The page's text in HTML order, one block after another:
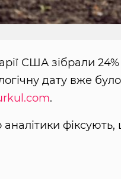
США зібрали
дату вже
.